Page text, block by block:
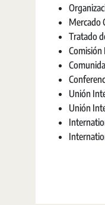
Mercado
Tratado
Comisión
Unión
Unión